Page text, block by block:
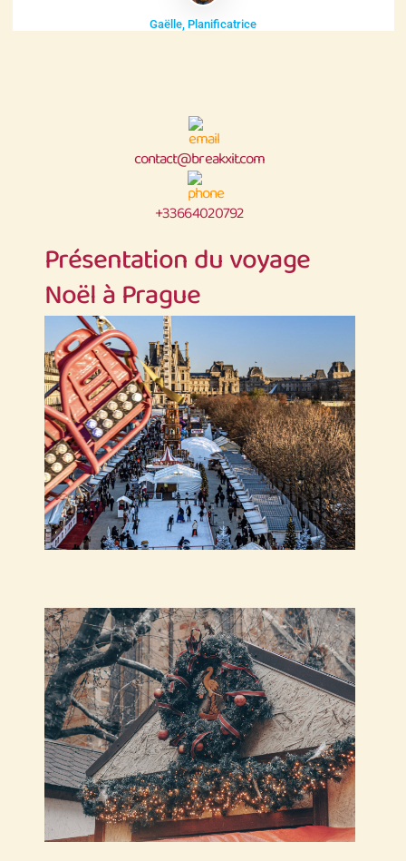
Gaëlle, Planificatrice
contact@breakxit.com
+33664020792
Présentation du voyage
Noël à Prague